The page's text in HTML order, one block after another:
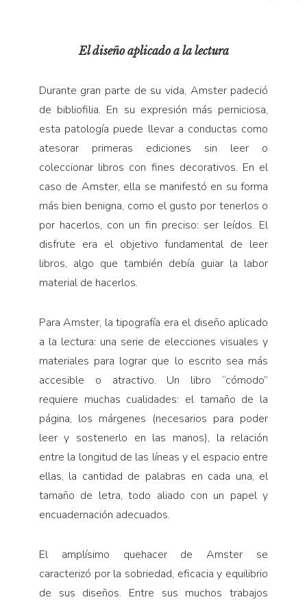
El diseño aplicado a la lectura
Durante gran parte de su vida, Amster padeció
de bibliofilia. En su expresión más perniciosa,
esta patología puede llevar a conductas como
atesorar primeras ediciones sin leer o
coleccionar libros con fines decorativos. En el
caso de Amster, ella se manifestó en su forma
más bien benigna, como el gusto por tenerlos o
por hacerlos, con un fin preciso: ser leídos. El
disfrute era el objetivo fundamental de leer
libros, algo que también debía guiar la labor
material de hacerlos.
Para Amster, la tipografía era el diseño aplicado
a la lectura: una serie de elecciones visuales y
materiales para lograr que lo escrito sea más
accesible o atractivo. Un libro “cómodo”
requiere muchas cualidades: el tamaño de la
página, los márgenes (necesarios para poder
leer y sostenerlo en las manos), la relación
entre la longitud de las líneas y el espacio entre
ellas, la cantidad de palabras en cada una, el
tamaño de letra, todo aliado con un papel y
encuadernación adecuados.
El amplísimo quehacer de Amster se
caracterizó por la sobriedad, eficacia y equilibrio
de sus diseños. Entre sus muchos trabajos